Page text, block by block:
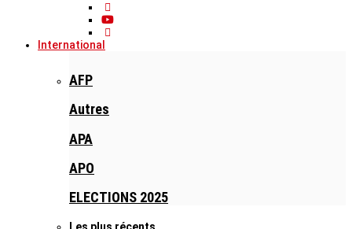
International
AFP
Autres
APA
APO
ELECTIONS 2025